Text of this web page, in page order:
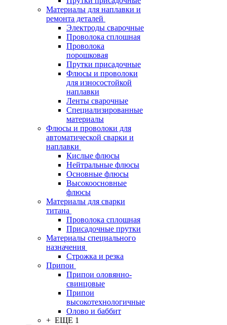
Материалы для наплавки и
ремонта деталей
Электроды сварочные
Проволока сплошная
Проволока
порошковая
Прутки присадочные
Флюсы и проволоки
для износостойкой
наплавки
Ленты сварочные
Специализированные
материалы
Флюсы и проволоки для
автоматической сварки и
наплавки
Кислые флюсы
Нейтральные флюсы
Основные флюсы
Высокоосновные
флюсы
Материалы для сварки
титана
Проволока сплошная
Присадочные прутки
Материалы специального
назначения
Строжка и резка
Припои
Припои оловянно-
свинцовые
Припои
высокотехнологичные
Олово и баббит
+ ЕЩЕ 1